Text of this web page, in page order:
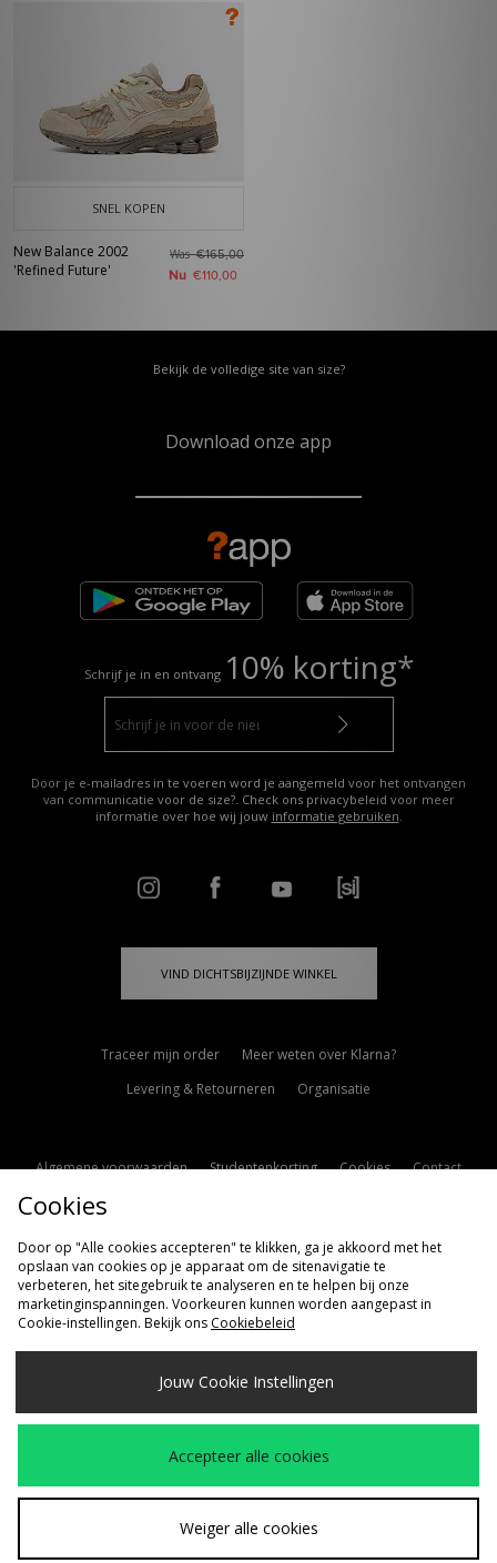
SNEL KOPEN
New Balance 2002
'Refined Future'
Was€165,00
Nu €110,00
Bekijk de volledige site van size?
Download onze app
Schrijf je in en ontvang 10% korting*
Door je e-mailadres in te voeren word je aangemeld voor het ontvangen
van communicatie voor de size?. Check ons privacybeleid voor meer
informatie over hoe wij jouw informatie gebruiken.
VIND DICHTSBIJZIJNDE WINKEL
Traceer mijn order
Meer weten over Klarna?
Levering & Retourneren
Organisatie
Algemene voorwaarden Studentenkorting Cookies
Contact
Cookie Instellingen
Verzenden Naar
Nederland
Wij accepteren de volgende betaalmethoden
Bezoek onze bedrijfspaginawww.jdplc.com
Cookies
Door op "Alle cookies accepteren" te klikken, ga je akkoord met het
opslaan van cookies op je apparaat om de sitenavigatie te
verbeteren, het sitegebruik te analyseren en te helpen bij onze
marketinginspanningen. Voorkeuren kunnen worden aangepast in
Cookie-instellingen. Bekijk ons Cookiebeleid
Jouw Cookie Instellingen
Accepteer alle cookies
Weiger alle cookies